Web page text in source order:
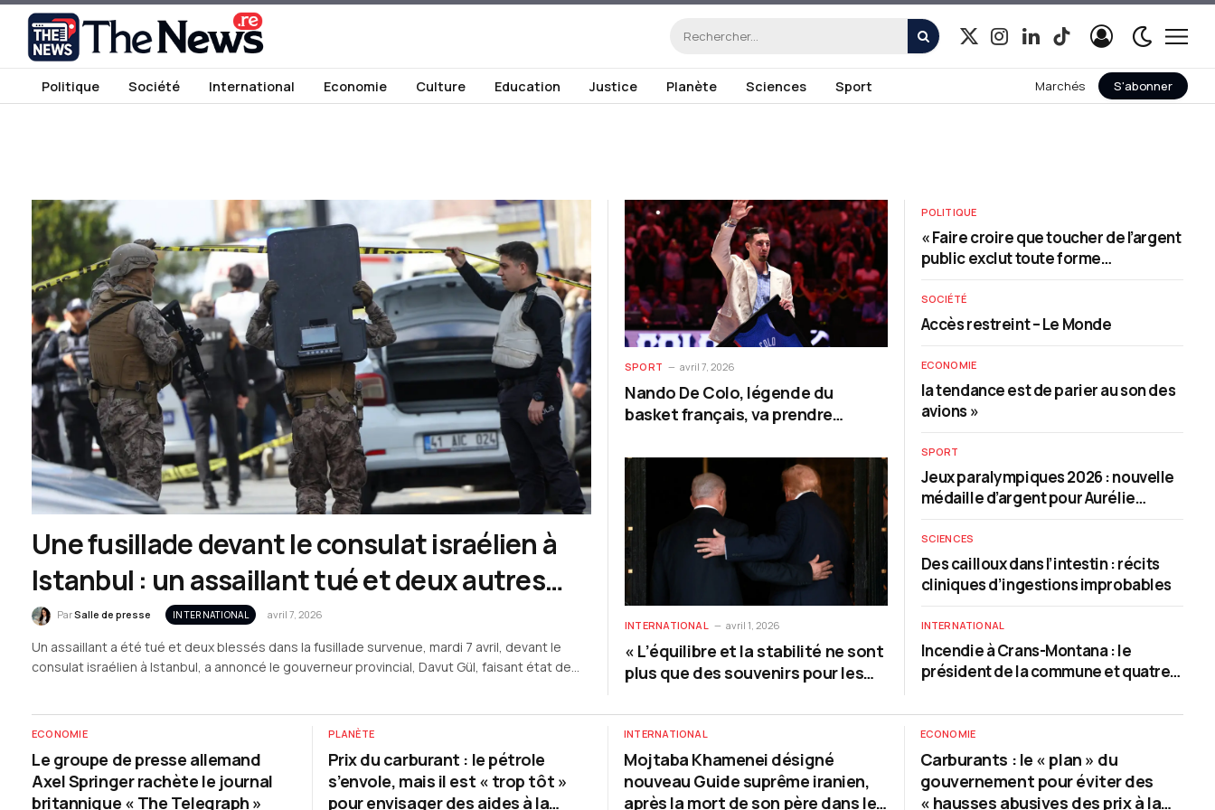
X
Instagram
LinkedInTikTok
Politique Société International Economie Culture Education Justice Planète Sciences Sport Marchés S'abonner
Une fusillade devant le consulat israélien à
Istanbul : un assaillant tué et deux autres
blessés
ParSalle de presse INTERNATIONAL avril 7, 2026
Un assaillant a été tué et deux blessés dans la fusillade survenue, mardi 7 avril, devant le
consulat israélien à Istanbul, a annoncé le gouverneur provincial, Davut Gül, faisant état de
SPORT avril 7, 2026
Nando De Colo, légende du
basket français, va prendre
INTERNATIONAL avril 1, 2026
« L’équilibre et la stabilité ne sont
plus que des souvenirs pour les
POLITIQUE
« Faire croire que toucher de l’argent
public exclut toute forme
ressentiment dangereux »
SOCIÉTÉ
Accès restreint – Le Monde
ECONOMIE
la tendance est de parier au son des
avions »
SPORT
Jeux paralympiques 2026 : nouvelle
médaille d’argent pour Aurélie
avec Varvara Voronchikhina
SCIENCES
Des cailloux dans l’intestin : récits
cliniques d’ingestions improbables
INTERNATIONAL
Incendie à Crans-Montana : le
président de la commune et quatre
par l’enquête
ECONOMIE
Le groupe de presse allemand
Axel Springer rachète le journal
britannique « The Telegraph »
PLANÈTE
Prix du carburant : le pétrole
s’envole, mais il est « trop tôt »
pour envisager des aides à la
INTERNATIONAL
Mojtaba Khamenei désigné
nouveau Guide suprême iranien,
après la mort de son père dans les
ECONOMIE
Carburants : le « plan » du
gouvernement pour éviter des
« hausses abusives des prix à la